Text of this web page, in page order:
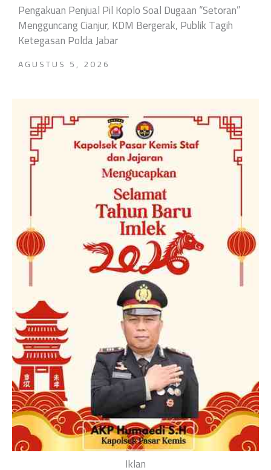
Pengakuan Penjual Pil Koplo Soal Dugaan “Setoran”
Mengguncang Cianjur, KDM Bergerak, Publik Tagih
Ketegasan Polda Jabar
AGUSTUS 5, 2026
Iklan